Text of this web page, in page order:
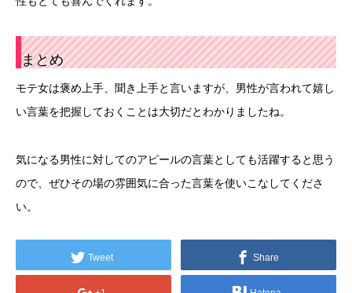
まとめ
モテ女は褒め上手、聞き上手と言いますが、男性が言われて嬉し
い言葉を把握しておくことは大切だとわかりましたね。
気になる男性に対してのアピールの言葉としても活躍すると思う
ので、ぜひその場の雰囲気に合った言葉を使いこなしてくださ
い。
Tweet Share